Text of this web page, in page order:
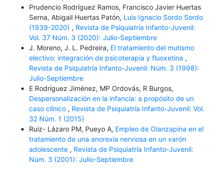
Prudencio Rodríguez Ramos, Francisco Javier Huertas
Serna, Abigail Huertas Patón, Luis Ignacio Sordo Sordo
(1939-2020) , Revista de Psiquiatría Infanto-Juvenil:
Vol. 37 Núm. 3 (2020): Julio-Septiembre
J. Moreno, J. L. Pedreira, El tratamiento del mutismo
electivo: integración de psicoterapia y fluoxetina ,
Revista de Psiquiatría Infanto-Juvenil: Núm. 3 (1998):
Julio-Septiembre
E Rodríguez Jiménez, MP Ordovás, R Burgos,
Despersonalización en la infancia: a propósito de un
caso clínico , Revista de Psiquiatría Infanto-Juvenil: Vol.
32 Núm. 1 (2015)
Ruiz- Lázaro PM, Pueyo A, Empleo de Olanzapina en el
tratamiento de una anorexia nerviosa en un varón
adolescente , Revista de Psiquiatría Infanto-Juvenil:
Núm. 3 (2001): Julio-Septiembre